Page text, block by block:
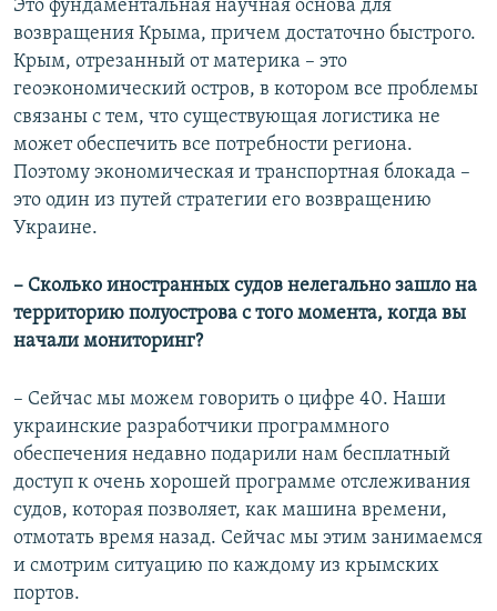
Это фундаментальная научная основа для
возвращения Крыма, причем достаточно быстрого.
Крым, отрезанный от материка – это
геоэкономический остров, в котором все проблемы
связаны с тем, что существующая логистика не
может обеспечить все потребности региона.
Поэтому экономическая и транспортная блокада –
это один из путей стратегии его возвращению
Украине.
– Сколько иностранных судов нелегально зашло на
территорию полуострова с того момента, когда вы
начали мониторинг?
– Сейчас мы можем говорить о цифре 40. Наши
украинские разработчики программного
обеспечения недавно подарили нам бесплатный
доступ к очень хорошей программе отслеживания
судов, которая позволяет, как машина времени,
отмотать время назад. Сейчас мы этим занимаемся
и смотрим ситуацию по каждому из крымских
портов.